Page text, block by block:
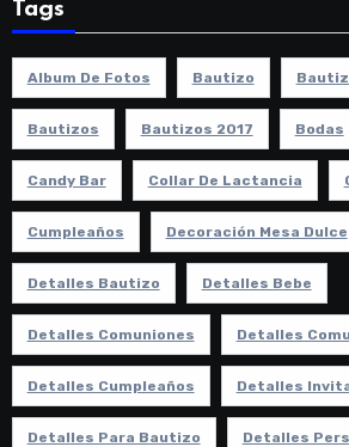
Tags
Album De Fotos Bautizo
Bautizos Bautizos 2017 Bodas
Candy Bar Collar De Lactancia
Cumpleaños Decoración Mesa Dulce
Detalles Bautizo Detalles Bebe
Detalles Comuniones Detalles
Detalles Cumpleaños Detalles
Detalles Para Bautizo Detalles